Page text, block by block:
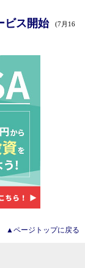
ビス開始
(7月16
▲ページトップに戻る